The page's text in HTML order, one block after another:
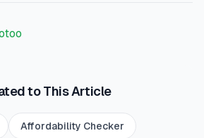
to This Article
Affordability Checker